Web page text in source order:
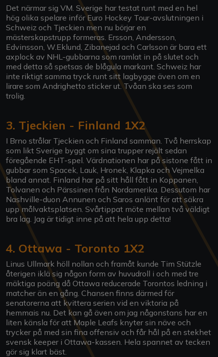
Det närmar sig VM. Sverige har testat runt med en hel
hög olika spelare inför Euro Hockey Tour-avslutningen i
Schweiz och Tjeckien men nu börjar en
mästerskapstrupp formeras. Ersson, Andersson,
Edvinsson, W.Eklund, Zibanejad och Carlsson är bara ett
axplock av NHL-gubbarna som ramlat in på slutet och
med detta så spetsas de blågula markant. Schweiz har
inte riktigt samma tryck runt sitt lagbygge även om en
lirare som Andrighetto sticker ut. Tvåan ska ses som
trolig.
3. Tjeckien - Finland 1X2
I Brno strålar Tjeckien och Finland samman. Två herrskap
som likt Sverige byggt om sina trupper rejält sedan
föregående EHT-spel. Värdnationen har på sistone fått in
gubbar som Spacek, Lauk, Hronek, Klapka och Vejmelka
bland annat. Finland har på sitt håll fått in Koppanen,
Tolvanen och Pärssinen från Nordamerika. Dessutom har
Nashville-duon Annunen och Saros anlänt för att säkra
upp målvaktsplatsen. Svårtippat möte mellan två väldigt
bra lag. Jag är tidigt inne på att hela upp detta!
4. Ottawa - Toronto 1X2
Linus Ullmark höll nollan och framåt kunde Tim Stützle
återigen iklä sig någon form av huvudroll i och med tre
mäktiga poäng då Ottawa reducerade Torontos ledning i
matcher än en gång. Chansen finns därmed för
senatorerna att kvittera serien vid en viktoria på
hemmais nu. Det kan gå även om jag någonstans har en
liten känsla för att Maple Leafs knyter sin näve och
trycker på med sin fina offensiv och får hål på en stekhet
svensk keeper i Ottawa-kassen. Hela spannet av tecken
gör sig klart bäst.